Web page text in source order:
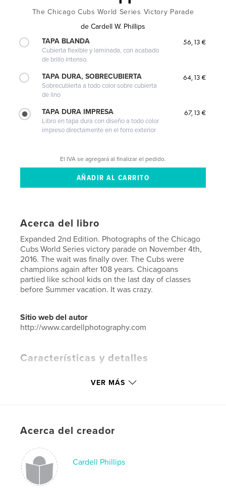
The Chicago Cubs World Series Victory Parade
de Cardell W. Phillips
TAPA BLANDA
Cubierta flexible y laminada, con acabado
de brillo intenso.
56,13 €
TAPA DURA, SOBRECUBIERTA
Sobrecubierta a todo color sobre cubierta
de lino
64,13 €
TAPA DURA IMPRESA
Libro en tapa dura con diseño a todo color
impreso directamente en el forro exterior
67,13 €
El IVA se agregará al finalizar el pedido.
Acerca del libro
Expanded 2nd Edition. Photographs of the Chicago
Cubs World Series victory parade on November 4th,
2016. The wait was finally over. The Cubs were
champions again after 108 years. Chicagoans
partied like school kids on the last day of classes
before Summer vacation. It was crazy.
Sitio web del autor
http://www.cardellphotography.com
Características y detalles
IdiomaEnglish
cubs , chicago cubs , world series
chicago
VER MÁS
Acerca del creador
Cardell Phillips